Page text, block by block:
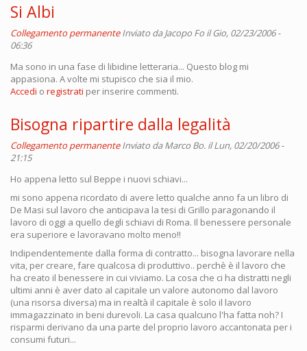
Si Albi
Collegamento permanente Inviato daJacopo Fo il Gio, 02/23/2006 -
06:36
Ma sono in una fase di libidine letteraria... Questo blog mi
appasiona. A volte mi stupisco che sia il mio.
Accedi o registrati per inserire commenti.
Bisogna ripartire dalla legalità
Collegamento permanente Inviato daMarco Bo. il Lun, 02/20/2006 -
21:15
Ho appena letto sul Beppe i nuovi schiavi...
mi sono appena ricordato di avere letto qualche anno fa un libro di
De Masi sul lavoro che anticipava la tesi di Grillo paragonando il
lavoro di oggi a quello degli schiavi di Roma. Il benessere personale
era superiore e lavoravano molto meno!!
Indipendentemente dalla forma di contratto... bisogna lavorare nella
vita, per creare, fare qualcosa di produttivo.. perchè è il lavoro che
ha creato il benessere in cui viviamo. La cosa che ci ha distratti negli
ultimi anni è aver dato al capitale un valore autonomo dal lavoro
(una risorsa diversa) ma in realtà il capitale è solo il lavoro
immagazzinato in beni durevoli. La casa qualcuno l'ha fatta noh? I
risparmi derivano da una parte del proprio lavoro accantonata per i
consumi futuri...